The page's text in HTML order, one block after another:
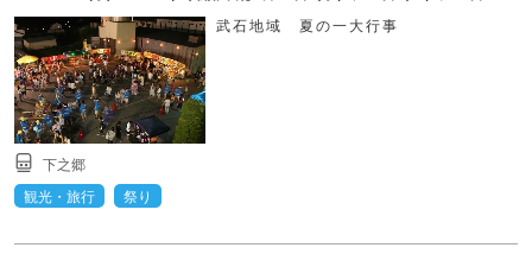
武石地域 夏の一大行事
下之郷
観光・旅行
祭り